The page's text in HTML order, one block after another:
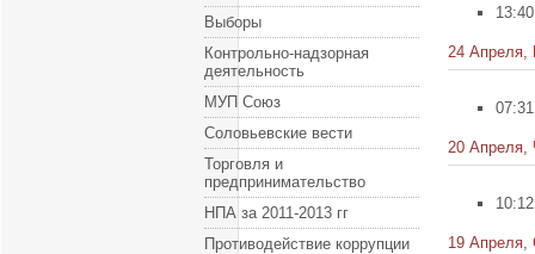
Выборы
Контрольно-надзорная
деятельность
МУП Союз
Соловьевские вести
Торговля и
предпринимательство
НПА за 2011-2013 гг
Противодействие коррупции
13:40
24 Апреля,
07:31
20 Апреля,
10:12
19 Апреля,